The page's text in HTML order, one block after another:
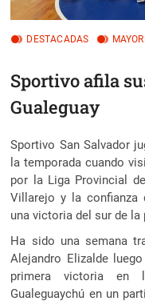
DESTACADAS
Sportivo afila
Gualeguay
Sportivo San Salvador
la temporada cuando
por la Liga Provincial
Villarejo y la confianza
una victoria del sur de la
Ha sido una semana
Alejandro Elizalde
primera victoria en
Gualeguaychú en un